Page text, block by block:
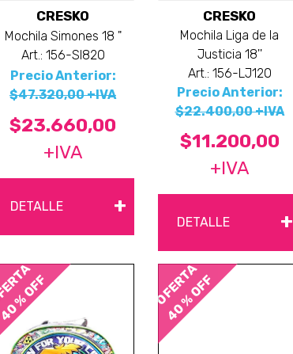
CRESKO
Mochila Simones 18 "
Art.: 156-SI820
Precio Anterior:
$47.320,00 +IVA
$23.660,00
+IVA
DETALLE +
CRESKO
Mochila Liga de la
Justicia 18''
Art.: 156-LJ120
Precio Anterior:
$22.400,00 +IVA
$11.200,00
+IVA
DETALLE +
% OFF OFERTA
40 % OFF